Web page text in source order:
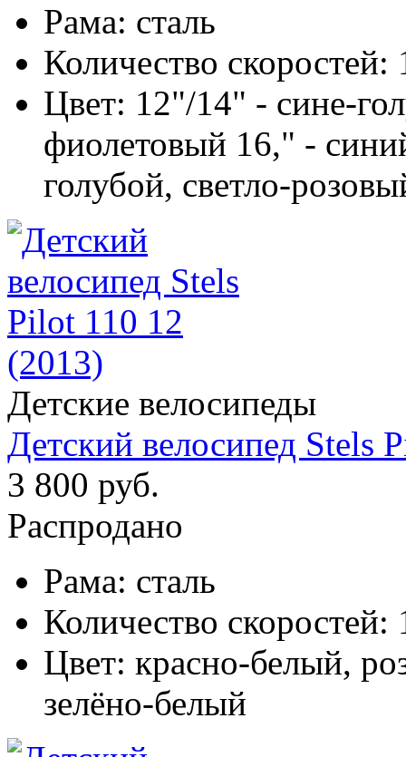
Рама: сталь
Количество скоростей:
Цвет: 12"/14" - сине-
фиолетовый 16," -
голубой, светло-
Детские велосипеды
Детский велосипед Stels
3 800 руб.
Распродано
Рама: сталь
Количество скоростей:
Цвет: красно-белый,
зелёно-белый